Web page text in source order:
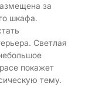
за
шкафа.
Светлая
покажет
тему.